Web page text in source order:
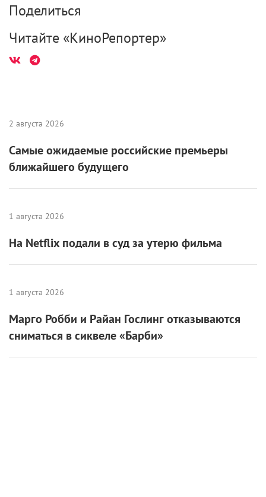
Поделиться
Читайте «КиноРепортер»
2 августа 2026
Самые ожидаемые российские премьеры
ближайшего будущего
1 августа 2026
На Netflix подали в суд за утерю фильма
1 августа 2026
Марго Робби и Райан Гослинг отказываются
сниматься в сиквеле «Барби»